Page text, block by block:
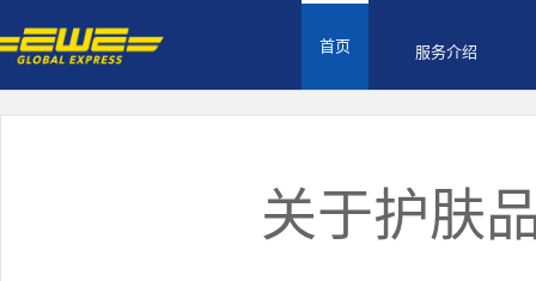
首页 服务介绍
关于护肤